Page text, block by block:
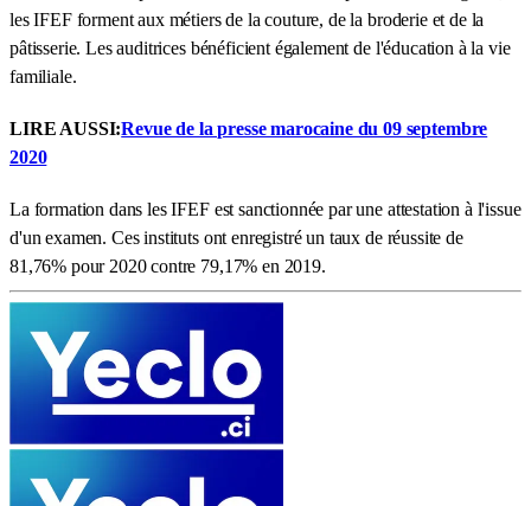
les IFEF forment aux métiers de la couture, de la broderie et de la
pâtisserie. Les auditrices bénéficient également de l'éducation à la vie
familiale.
LIRE AUSSI:Revue de la presse marocaine du 09 septembre
2020
La formation dans les IFEF est sanctionnée par une attestation à l'issue
d'un examen. Ces instituts ont enregistré un taux de réussite de
81,76% pour 2020 contre 79,17% en 2019.